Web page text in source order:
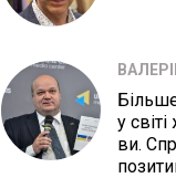
у
ви.